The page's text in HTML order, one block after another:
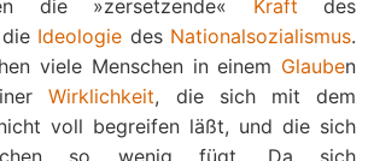
die »zersetzende« Kraft des
Ideologie des Nationalsozialismus.
viele Menschen in einem Glauben
Wirklichkeit, die sich mit dem
voll begreifen läßt, und die sich
so wenig fügt. Da sich